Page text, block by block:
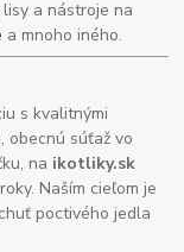
lisy a nástroje na
a mnoho iného.
s kvalitnými
obecnú súťaž vo
na ikotliky.sk
Naším cieľom je
poctivého jedla